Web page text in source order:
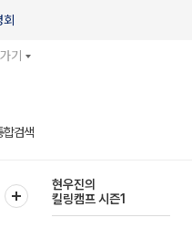
기
합검색
현우진의
킬링캠프 시즌1